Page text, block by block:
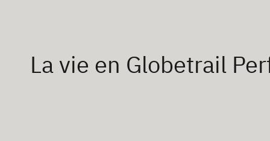
La vie en Globetrail